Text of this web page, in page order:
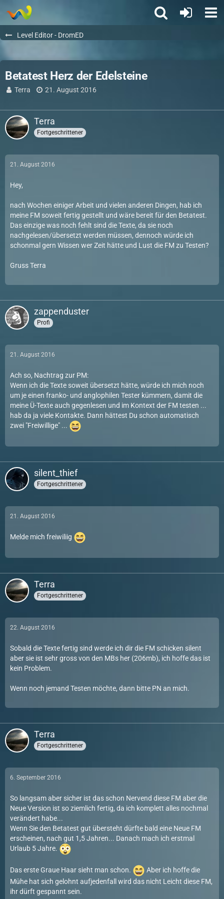
Level Editor - DromED
Betatest Herz der Edelsteine
Terra 21. August 2016
Terra
Fortgeschrittener
21. August 2016
Hey,
nach Wochen einiger Arbeit und vielen anderen Dingen, hab ich
meine FM soweit fertig gestellt und wäre bereit für den Betatest.
Das einzige was noch fehlt sind die Texte, da sie noch
nachgelesen/übersetzt werden müssen, dennoch würde ich
schonmal gern Wissen wer Zeit hätte und Lust die FM zu Testen?
Gruss Terra
zappenduster
Profi
21. August 2016
Ach so, Nachtrag zur PM:
Wenn ich die Texte soweit übersetzt hätte, würde ich mich noch
um je einen franko- und anglophilen Tester kümmern, damit die
meine Ü-Texte auch gegenlesen und im Kontext der FM testen ...
hab da ja viele Kontakte. Dann hättest Du schon automatisch
zwei "Freiwillige" ...
silent_thief
Fortgeschrittener
21. August 2016
Melde mich freiwiliig
Terra
Fortgeschrittener
22. August 2016
Sobald die Texte fertig sind werde ich dir die FM schicken silent
aber sie ist sehr gross von den MBs her (206mb), ich hoffe das ist
kein Problem.
Wenn noch jemand Testen möchte, dann bitte PN an mich.
Terra
Fortgeschrittener
6. September 2016
So langsam aber sicher ist das schon Nervend diese FM aber die
Neue Version ist so ziemlich fertig, da ich komplett alles nochmal
verändert habe...
Wenn Sie den Betatest gut übersteht dürfte bald eine Neue FM
erscheinen, nach gut 1,5 Jahren... Danach mach ich erstmal
Urlaub 5 Jahre.
Das erste Graue Haar sieht man schon.
Aber ich hoffe die
Mühe hat sich gelohnt aufjedenfall wird das nicht Leicht diese FM,
ihr dürft gespannt sein.